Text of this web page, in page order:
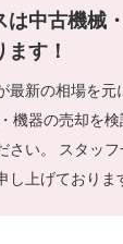
は中古機械
す！
最新の相場を元
機器の売却を
さい。 スタッ
し上げておりま